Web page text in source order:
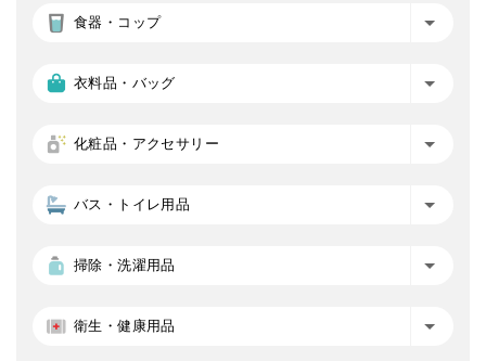
食器・コップ
衣料品・バッグ
化粧品・アクセサリー
バス・トイレ用品
掃除・洗濯用品
衛生・健康用品